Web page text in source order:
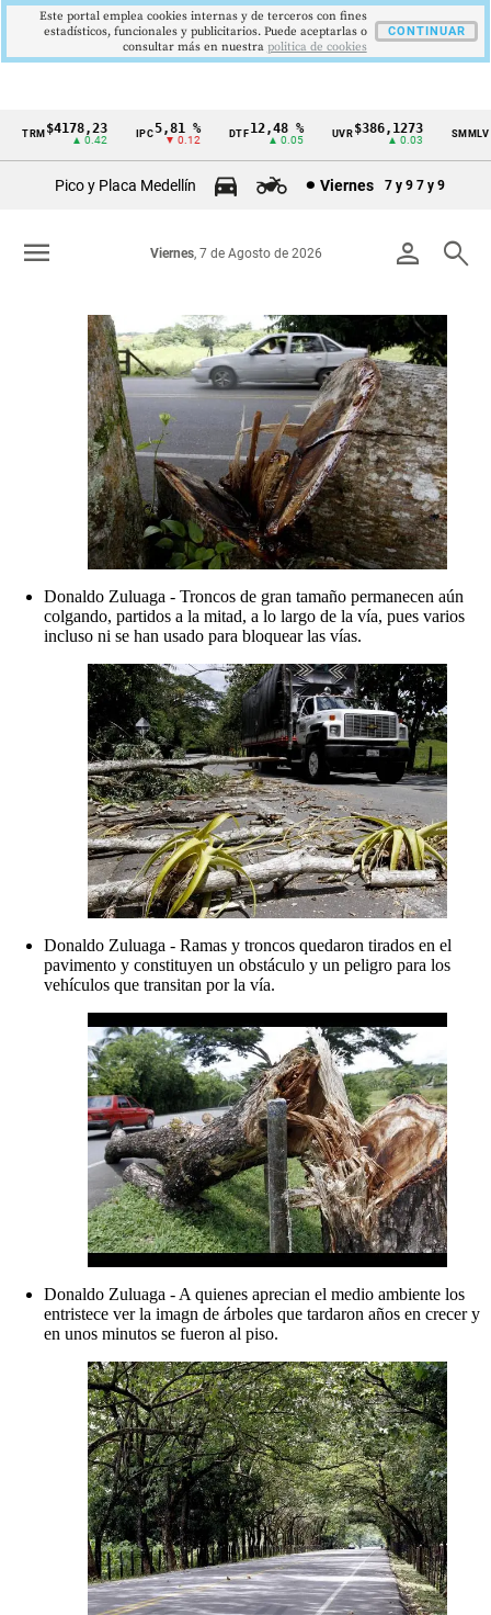
Cintillo
Colombia
▲ 0.42
IPC5,81 %
▼ 0.12
DTF12,48 %
▲ 0.05
UVR$386,1273
▲ 0.03
SMMLV
Pico y Placa Medellín Viernes 7 y 9 7 y 9
person search
Viernes, 7 de Agosto de 2026
menu
Donaldo Zuluaga - Troncos de gran tamaño permanecen aún
colgando, partidos a la mitad, a lo largo de la vía, pues varios
incluso ni se han usado para bloquear las vías.
Donaldo Zuluaga - Ramas y troncos quedaron tirados en el
pavimento y constituyen un obstáculo y un peligro para los
vehículos que transitan por la vía.
Donaldo Zuluaga - A quienes aprecian el medio ambiente los
entristece ver la imagn de árboles que tardaron años en crecer y
en unos minutos se fueron al piso.
Este portal emplea cookies internas y de terceros con fines
estadísticos, funcionales y publicitarios. Puede aceptarlas o
consultar más en nuestra politica de cookies
CONTINUAR